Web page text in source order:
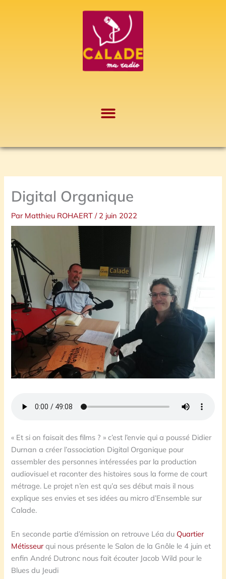
Digital Organique
Par Matthieu ROHAERT/ 2 juin 2022
« Et si on faisait des films ? » c’est l’envie qui a poussé Didier
Durnan a créer l’association Digital Organique pour
assembler des personnes intéressées par la production
audiovisuel et raconter des histoires sous la forme de court
métrage. Le projet n’en est qu’a ses début mais il nous
explique ses envies et ses idées au micro d’Ensemble sur
Calade.
En seconde partie d’émission on retrouve Léa du Quartier
Métisseurqui nous présente le Salon de la Gnôle le 4 juin et
enfin André Dutronc nous fait écouter Jacob Wild pour le
Blues du Jeudi